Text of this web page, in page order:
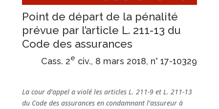
Point de départ de la pénalité
prévue par l’article L. 211-13 du
Code des assurances
Cass. 2e civ., 8 mars 2018, n° 17-10329
La cour d’appel a violé les articles L. 211-9 et L. 211-13
du Code des assurances en condamnant l’assureur à